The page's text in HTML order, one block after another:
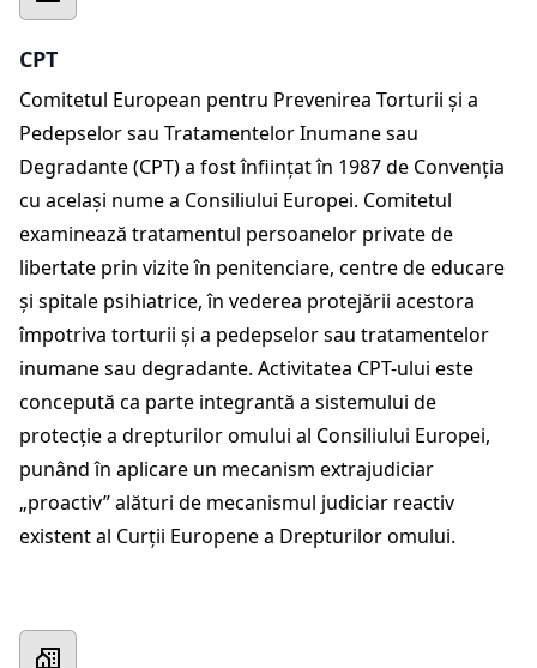
CPT
Comitetul European pentru Prevenirea Torturii și a
Pedepselor sau Tratamentelor Inumane sau
Degradante (CPT) a fost înființat în 1987 de Convenția
cu același nume a Consiliului Europei. Comitetul
examinează tratamentul persoanelor private de
libertate prin vizite în penitenciare, centre de educare
și spitale psihiatrice, în vederea protejării acestora
împotriva torturii și a pedepselor sau tratamentelor
inumane sau degradante. Activitatea CPT-ului este
concepută ca parte integrantă a sistemului de
protecție a drepturilor omului al Consiliului Europei,
punând în aplicare un mecanism extrajudiciar
„proactiv” alături de mecanismul judiciar reactiv
existent al Curții Europene a Drepturilor omului.